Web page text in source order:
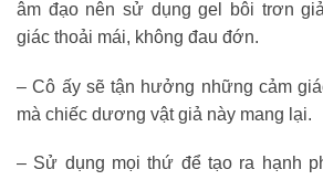
âm đạo nên sử dụng gel bôi trơn
giác thoải mái, không đau đớn.
– Cô ấy sẽ tận hưởng những cảm
mà chiếc dương vật giả này mang lại.
– Sử dụng mọi thứ để tạo ra hạnh